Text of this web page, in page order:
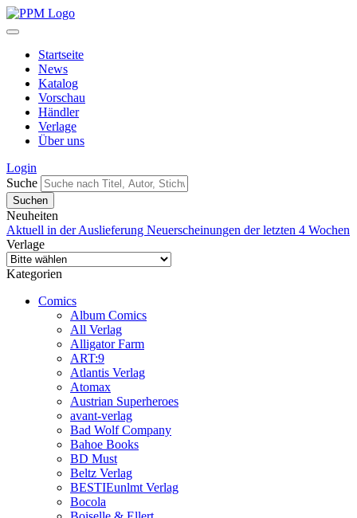
Startseite
News
Katalog
Vorschau
Händler
Verlage
Über uns
Login
Suche
Neuheiten
Aktuell in der Auslieferung Neuerscheinungen der letzten 4 Wochen
Verlage
Kategorien
Comics
Album Comics
All Verlag
Alligator Farm
ART:9
Atlantis Verlag
Atomax
Austrian Superheroes
avant-verlag
Bad Wolf Company
Bahoe Books
BD Must
Beltz Verlag
BESTIEunlmt Verlag
Bocola